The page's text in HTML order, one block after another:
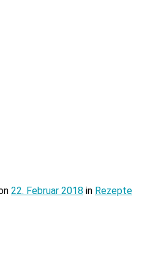
22. Februar 2018 in Rezepte